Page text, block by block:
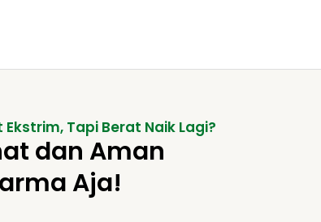
Ekstrim, Tapi Berat Naik Lagi?
dan Aman
Aja!